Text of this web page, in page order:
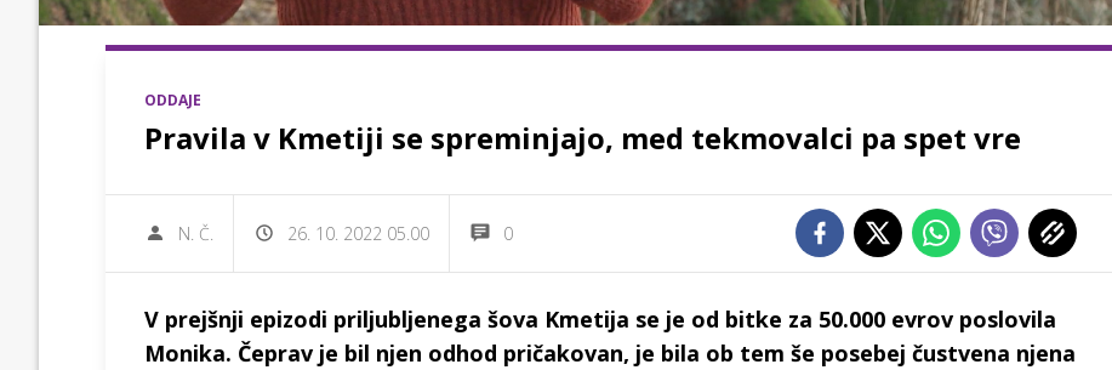
ODDAJE
Pravila v Kmetiji se spreminjajo, med tekmovalci pa spet vre
N. Č. 26. 10. 2022 05.00 0
V prejšnji epizodi priljubljenega šova Kmetija se je od bitke za 50.000 evrov poslovila
Monika. Čeprav je bil njen odhod pričakovan, je bila ob tem še posebej čustvena njena